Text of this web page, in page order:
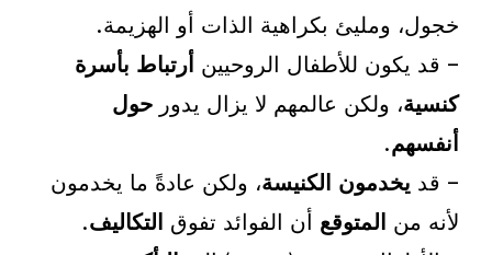
خجول، ومليئ بكراهية الذات أو الهزيمة.
– قد يكون للأطفال الروحيين أرتباط بأسرة
كنسية، ولكن عالمهم لا يزال يدور حول
أنفسهم.
– قد يخدمون الكنيسة، ولكن عادةً ما يخدمون
لأنه من
المتوقع أن الفوائد تفوق التكاليف.